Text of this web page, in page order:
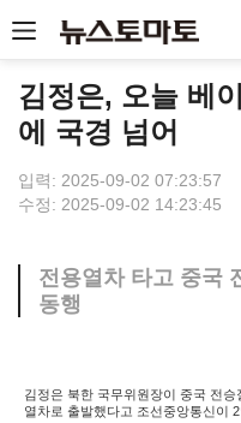
김정은, 오늘 베
에 국경 넘어
입력: 2025-09-02 07:23:57
수정: 2025-09-02 14:23:45
전용열차 타고 중국
동행
김정은 북한 국무위원장이 중국 전
열차로 출발했다고 조선중앙통신이